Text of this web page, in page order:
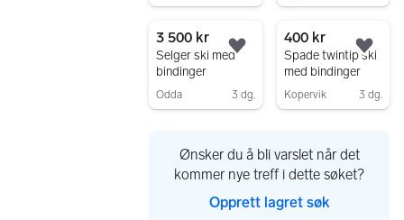
3 500 kr
Selger ski med
bindinger
Odda 3 dg.
Legg til som favoritt.
400 kr
Spade twintip ski
med bindinger
Kopervik 3 dg.
Ønsker du å bli varslet når det
kommer nye treff i dette søket?
Opprett lagret søk